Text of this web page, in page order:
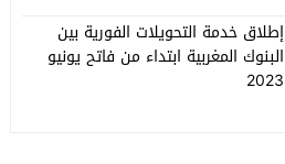
إطلاق خدمة التحويلات الفورية بين
البنوك المغربية ابتداء من فاتح يونيو
2023